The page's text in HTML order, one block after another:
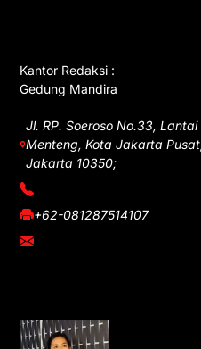
Kantor Redaksi :
Gedung Mandira
Jl. RP. Soeroso No.33,
Menteng, Kota Jakarta
Jakarta 10350;
(021) 3908026
+62-081287514107
adm@iawnews.com